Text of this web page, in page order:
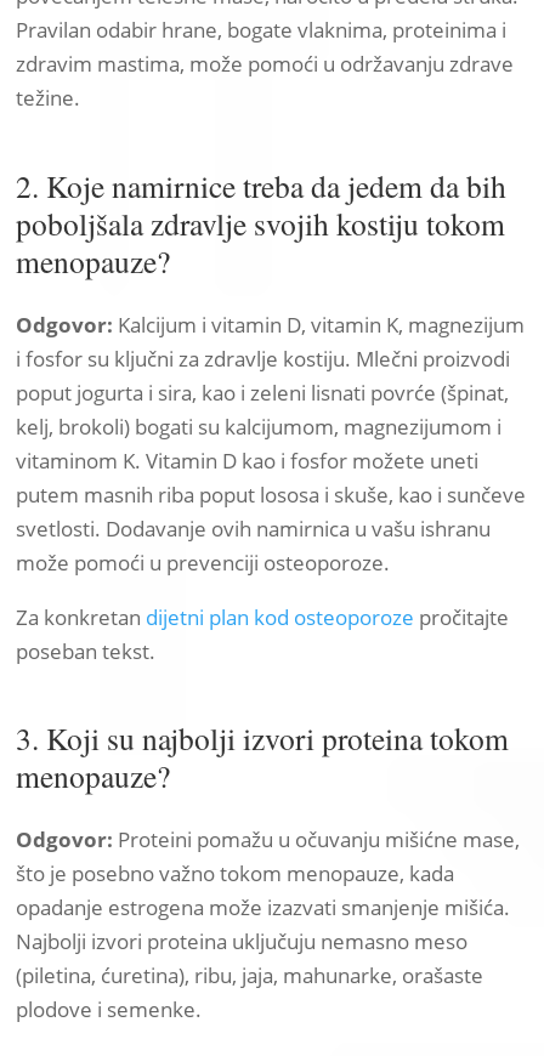
Pravilan odabir hrane, bogate vlaknima, proteinima i
zdravim mastima, može pomoći u održavanju zdrave
težine.
2. Koje namirnice treba da jedem da bih
poboljšala zdravlje svojih kostiju tokom
menopauze?
Odgovor: Kalcijum i vitamin D, vitamin K, magnezijum
i fosfor su ključni za zdravlje kostiju. Mlečni proizvodi
poput jogurta i sira, kao i zeleni lisnati povrće (špinat,
kelj, brokoli) bogati su kalcijumom, magnezijumom i
vitaminom K. Vitamin D kao i fosfor možete uneti
putem masnih riba poput lososa i skuše, kao i sunčeve
svetlosti. Dodavanje ovih namirnica u vašu ishranu
može pomoći u prevenciji osteoporoze.
Za konkretan dijetni plan kod osteoporoze pročitajte
poseban tekst.
3. Koji su najbolji izvori proteina tokom
menopauze?
Odgovor: Proteini pomažu u očuvanju mišićne mase,
što je posebno važno tokom menopauze, kada
opadanje estrogena može izazvati smanjenje mišića.
Najbolji izvori proteina uključuju nemasno meso
(piletina, ćuretina), ribu, jaja, mahunarke, orašaste
plodove i semenke.